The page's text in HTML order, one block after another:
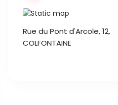
Rue du Pont d'Arcole, 12,
COLFONTAINE